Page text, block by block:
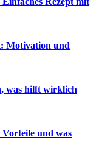
Motivation und
was hilft wirklich
und was